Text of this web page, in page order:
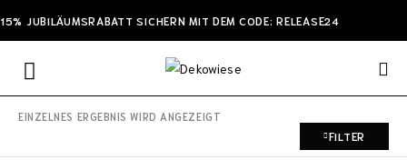
15% JUBILÄUMSRABATT SICHERN MIT DEM CODE: RELEASE24
EINZELNES ERGEBNIS WIRD ANGEZEIGT
FILTER